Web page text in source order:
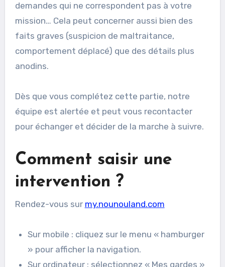
demandes qui ne correspondent pas à votre
mission… Cela peut concerner aussi bien des
faits graves (suspicion de maltraitance,
comportement déplacé) que des détails plus
anodins.
Dès que vous complétez cette partie, notre
équipe est alertée et peut vous recontacter
pour échanger et décider de la marche à suivre.
Comment saisir une
intervention ?
Rendez-vous sur my.nounouland.com
Sur mobile : cliquez sur le menu « hamburger
» pour afficher la navigation.
Sur ordinateur : sélectionnez « Mes gardes »